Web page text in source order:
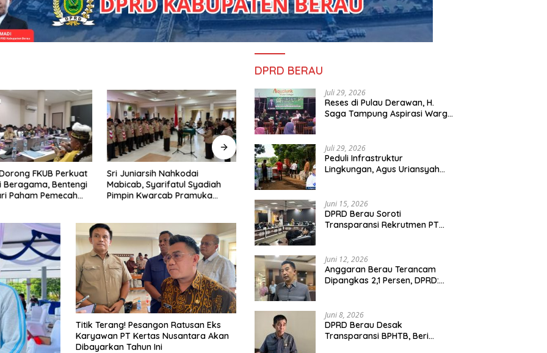
FKUB Perkuat
Beragama, Bentengi
Paham Pemecah
Sri Juniarsih Nahkodai
Mabicab, Syarifatul Syadiah
Pimpin Kwarcab Pramuka
Reses di Pulau Derawan, H.
Saga Tampung Aspirasi Warga
Sikapi Efisiensi Anggaran
Peduli Infrastruktur
Titik Terang! Pesangon Ratusan Eks
Karyawan PT Kertas Nusantara Akan
Dibayarkan Tahun Ini
DPRD BERAU
Juli 29, 2026
Reses di Pulau Derawan, H.
Saga Tampung Aspirasi Warga
Juli 29, 2026
Peduli Infrastruktur
Lingkungan, Agus Uriansyah
Juni 15, 2026
DPRD Berau Soroti
Transparansi Rekrutmen PT
Juni 12, 2026
Anggaran Berau Terancam
Dipangkas 2,1 Persen, DPRD:
Juni 8, 2026
DPRD Berau Desak
Transparansi BPHTB, Beri